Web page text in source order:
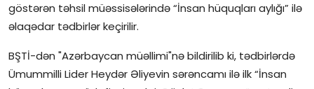
Pedaqogika
Regionlar
göstərən təhsil müəssisələrində “İnsan hüquqları aylığı” ilə
əlaqədar tədbirlər keçirilir.
BŞTİ-dən "Azərbaycan müəllimi"nə bildirilib ki, tədbirlərdə
Ümummilli Lider Heydər Əliyevin sərəncamı ilə ilk “İnsan